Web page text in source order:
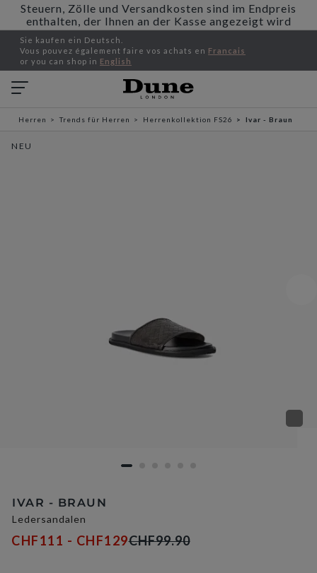
Steuern, Zölle und Versandkosten sind im Endpreis
enthalten, der Ihnen an der Kasse angezeigt wird
Sie kaufen ein Deutsch.
Vous pouvez également faire vos achats en Francais
or you can shop in English
Herren Trends für Herren Herrenkollektion FS26 Ivar - Braun
NEU
IVAR - BRAUN
Ledersandalen
CHF111 - CHF129CHF99.90